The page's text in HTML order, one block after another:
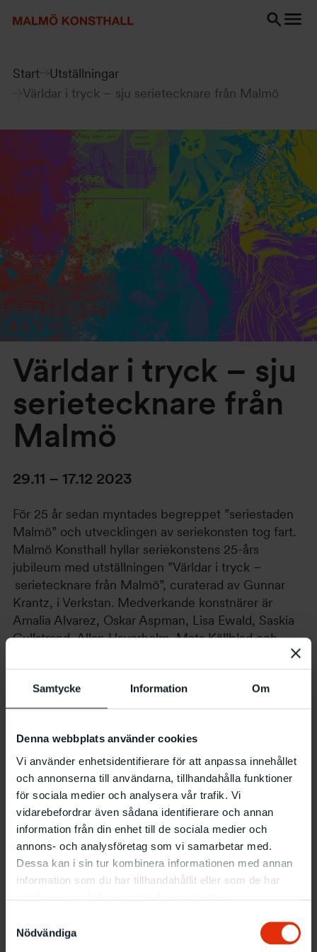
Samtycke Information Om
Denna webbplats använder cookies
Vi använder enhetsidentifierare för att anpassa innehållet
och annonserna till användarna, tillhandahålla funktioner
för sociala medier och analysera vår trafik. Vi
vidarebefordrar även sådana identifierare och annan
information från din enhet till de sociala medier och
annons- och analysföretag som vi samarbetar med.
Dessa kan i sin tur kombinera informationen med annan
information som du har tillhandahållit eller som de har
Nödvändiga
Start
Utställningar
Världar i tryck – sju serietecknare från Malmö
Världar i tryck – sju
serietecknare från
Malmö
29.11 – 17.12 2023
För 25 år sedan myntades begreppet ”seriestaden
Malmö” och utvecklingen av seriekonsten tog fart.
Malmö Konsthall hyllar seriekonstens 25-års
jubileum med utställningen ”Världar i tryck –
serietecknare från Malmö”, curaterad av Gunnar
Krantz, i Verkstan. Medverkande konstnärer är
Amalia Alvarez, Oskar Aspman, Lisa Ewald, Saskia
Gullstrand, Allan Haverholm, Mats Källblad och
I år är det 25 år sedan Malmö för första gången kallades
”seriestaden”. Startskottet var en utställning på det
byggnad som även Malmö Konsthall förfogade över en
period under namnet Annexet, vid nuvarande köpcentret
Triangeln. Utställningen ”Avtryck av verkligheten – ny
kultur från Malmö och Lund” samlade en ny generation
tecknare, graffitikonstnärer och fanzinemakare som
arbetade utanför den etablerade konst- och
litteraturvärlden. ”Avtryck av verkligheten” skapade
grunden för den i dag livaktiga seriescenen i Malmö.
framgångsrika förlag, kvalitativa utbildningar och
internationell forskning. Det finns möjlighet till en obruten